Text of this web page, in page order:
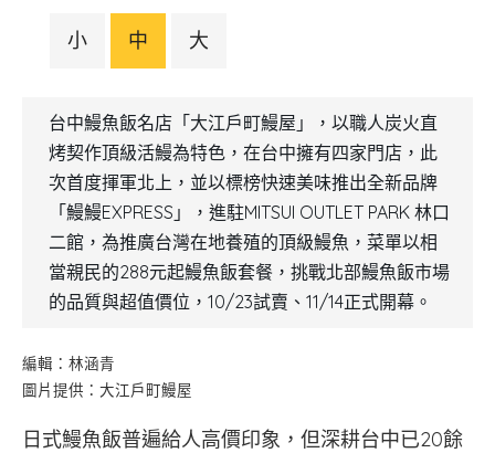
小 中 大
台中鰻魚飯名店「大江戶町鰻屋」，以職人炭火直
烤契作頂級活鰻為特色，在台中擁有四家門店，此
次首度揮軍北上，並以標榜快速美味推出全新品牌
「鰻鰻EXPRESS」，進駐MITSUI OUTLET PARK 林口
二館，為推廣台灣在地養殖的頂級鰻魚，菜單以相
當親民的288元起鰻魚飯套餐，挑戰北部鰻魚飯市場
的品質與超值價位，10/23試賣、11/14正式開幕。
編輯：林涵青
圖片提供：大江戶町鰻屋
日式鰻魚飯普遍給人高價印象，但深耕台中已20餘